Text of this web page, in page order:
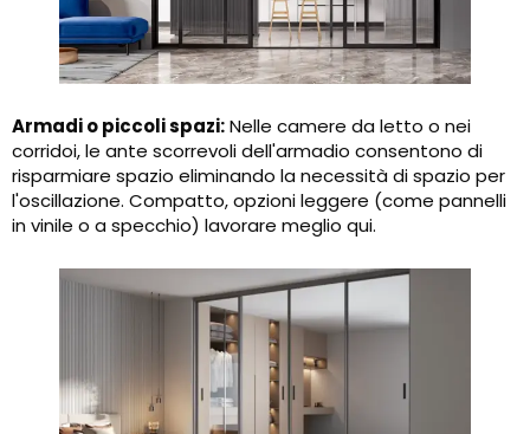
Armadi o piccoli spazi:Nelle camere da letto o nei
corridoi, le ante scorrevoli dell'armadio consentono di
risparmiare spazio eliminando la necessità di spazio per
l'oscillazione. Compatto, opzioni leggere (come pannelli
in vinile o a specchio) lavorare meglio qui.